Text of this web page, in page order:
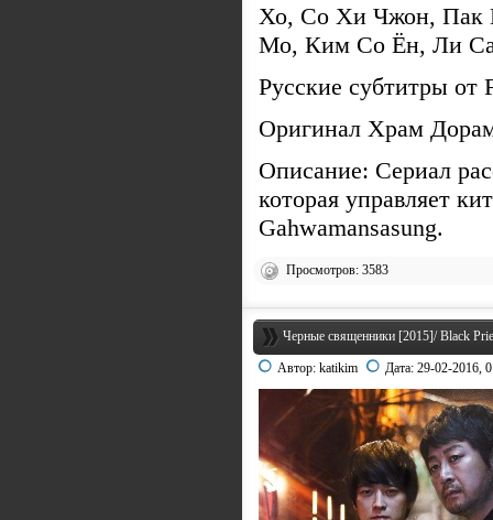
Хо, Со Хи Чжон, Пак
Мо, Ким Со Ён, Ли
Русские субтитры от
Оригинал Храм
Описание: Сериал
которая управляет
Gahwamansasung.
Просмотров: 3583
Черные священники [2015]/ Black
Автор: katikim Дата: 29-02-2016,